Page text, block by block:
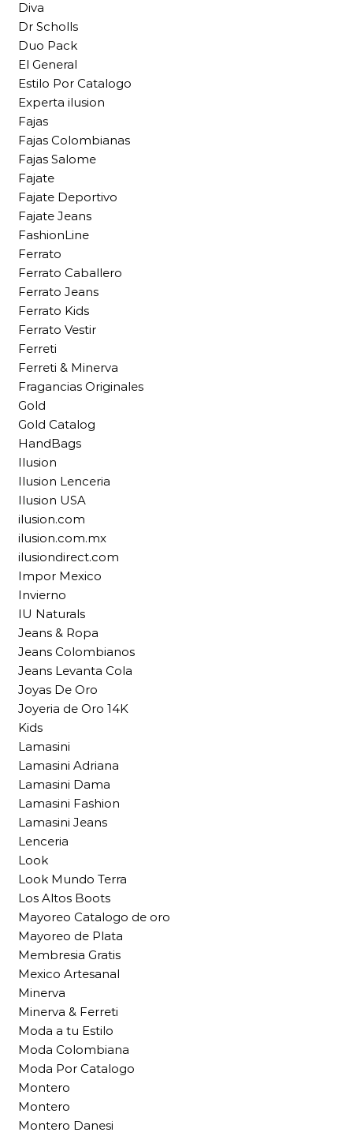
Diva
Dr Scholls
Duo Pack
El General
Estilo Por Catalogo
Experta ilusion
Fajas
Fajas Colombianas
Fajas Salome
Fajate
Fajate Deportivo
Fajate Jeans
FashionLine
Ferrato
Ferrato Caballero
Ferrato Jeans
Ferrato Kids
Ferrato Vestir
Ferreti
Ferreti & Minerva
Fragancias Originales
Gold
Gold Catalog
HandBags
Ilusion
Ilusion Lenceria
Ilusion USA
ilusion.com
ilusion.com.mx
ilusiondirect.com
Impor Mexico
Invierno
IU Naturals
Jeans & Ropa
Jeans Colombianos
Jeans Levanta Cola
Joyas De Oro
Joyeria de Oro 14K
Kids
Lamasini
Lamasini Adriana
Lamasini Dama
Lamasini Fashion
Lamasini Jeans
Lenceria
Look
Look Mundo Terra
Los Altos Boots
Mayoreo Catalogo de oro
Mayoreo de Plata
Membresia Gratis
Mexico Artesanal
Minerva
Minerva & Ferreti
Moda a tu Estilo
Moda Colombiana
Moda Por Catalogo
Montero
Montero
Montero Danesi